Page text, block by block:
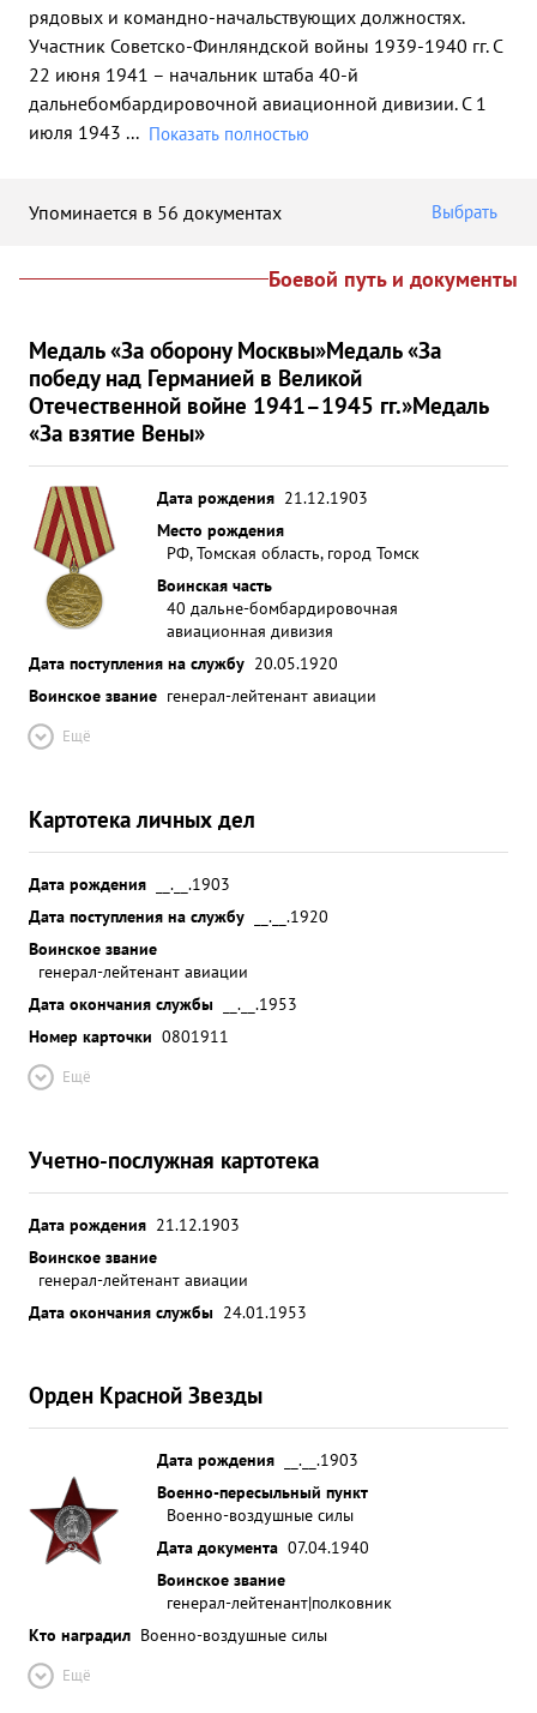
рядовых и командно-начальствующих должностях.
Участник Советско-Финляндской войны 1939-1940 гг. С
22 июня 1941 – начальник штаба 40-й
дальнебомбардировочной авиационной дивизии. С 1
июля 1943 ... Показать полностью
Упоминается в 56 документах Выбрать
Боевой путь и документы
Медаль «За оборону Москвы»Медаль «За
победу над Германией в Великой
Отечественной войне 1941–1945 гг.»Медаль
«За взятие Вены»
Дата рождения 21.12.1903
Место рождения
РФ, Томская область, город Томск
Воинская часть
40 дальне-бомбардировочная
авиационная дивизия
Дата поступления на службу 20.05.1920
Воинское звание генерал-лейтенант авиации
Ещё
Картотека личных дел
Дата рождения
__.__.1903
Дата поступления на службу
__.__.1920
Воинское звание
генерал-лейтенант авиации
Дата окончания службы
__.__.1953
Номер карточки 0801911
Ещё
Учетно-послужная картотека
Дата рождения 21.12.1903
Воинское звание
генерал-лейтенант авиации
Дата окончания службы 24.01.1953
Орден Красной Звезды
Дата рождения
__.__.1903
Военно-пересыльный пункт
Военно-воздушные силы
Дата документа 07.04.1940
Воинское звание
генерал-лейтенант|полковник
Кто наградил Военно-воздушные силы
Ещё